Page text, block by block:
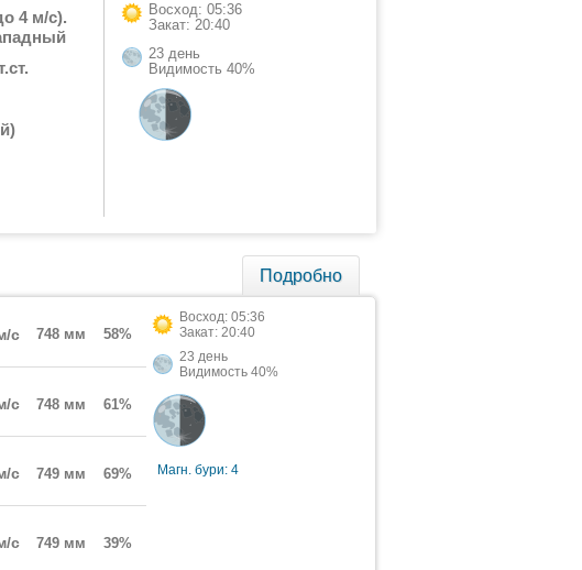
4 м/с).
Восход: 05:36
Закат: 20:40
23 день
Видимость 40%
Подробно
с 748 мм 58%
с 748 мм 61%
с 749 мм 69%
с 749 мм 39%
Восход: 05:36
Закат: 20:40
23 день
Видимость 40%
Магн. бури: 4